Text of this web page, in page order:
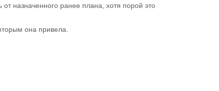
назначенного ранее плана, хотя порой это
она привела.